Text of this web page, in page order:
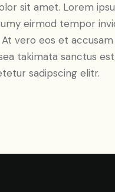
sit amet. Lorem
eirmod tempor
vero eos et
takimata sanctus
sadipscing elitr.